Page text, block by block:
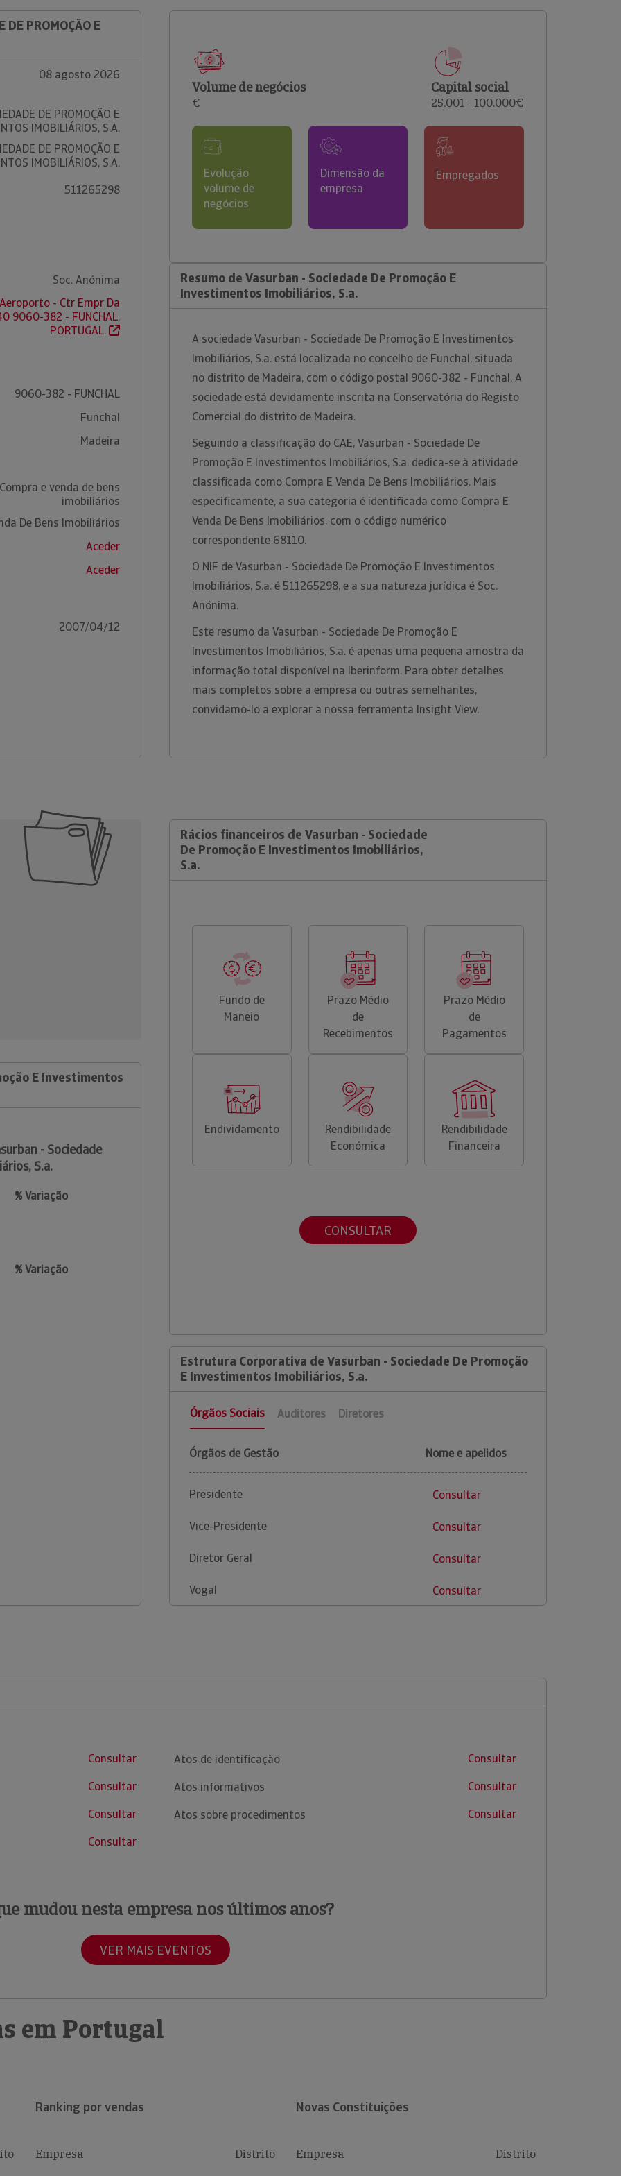
comerciais e analisar o risco de incumprimento dos
PROMOÇÃO E
08 agosto 2026
DE PROMOÇÃO E
IMOBILIÁRIOS, S.A.
DE PROMOÇÃO E
IMOBILIÁRIOS, S.A.
511265298
Soc. Anónima
- Ctr Empr Da
9060-382 - FUNCHAL.
PORTUGAL.
9060-382 - FUNCHAL
Funchal
Madeira
e venda de bens
imobiliários
De Bens Imobiliários
Aceder
Aceder
2007/04/12
Volume de negócios
€
Capital social
25.001 - 100.000€
Evolução
volume de
negócios
Dimensão da
empresa
Empregados
Resumo de Vasurban - Sociedade De Promoção E
Investimentos Imobiliários, S.a.
A sociedade Vasurban - Sociedade De Promoção E Investimentos
Imobiliários, S.a. está localizada no concelho de Funchal, situada
no distrito de Madeira, com o código postal 9060-382 - Funchal. A
sociedade está devidamente inscrita na Conservatória do Registo
Comercial do distrito de Madeira.
Seguindo a classificação do CAE, Vasurban - Sociedade De
Promoção E Investimentos Imobiliários, S.a. dedica-se à atividade
classificada como Compra E Venda De Bens Imobiliários. Mais
especificamente, a sua categoria é identificada como Compra E
Venda De Bens Imobiliários, com o código numérico
correspondente 68110.
O NIF de Vasurban - Sociedade De Promoção E Investimentos
Imobiliários, S.a. é 511265298, e a sua natureza jurídica é Soc.
Anónima.
Este resumo da Vasurban - Sociedade De Promoção E
Investimentos Imobiliários, S.a. é apenas uma pequena amostra da
informação total disponível na Iberinform. Para obter detalhes
mais completos sobre a empresa ou outras semelhantes,
convidamo-lo a explorar a nossa ferramenta Insight View.
E Investimentos
- Sociedade
S.a.
% Variação
% Variação
Rácios financeiros de Vasurban - Sociedade
De Promoção E Investimentos Imobiliários,
S.a.
Fundo de
Maneio
Prazo Médio
de
Recebimentos
Prazo Médio
de
Pagamentos
Endividamento
Rendibilidade
Económica
Rendibilidade
Financeira
CONSULTAR
Estrutura Corporativa de Vasurban - Sociedade De Promoção
E Investimentos Imobiliários, S.a.
Órgãos Sociais Auditores Diretores
Órgãos de Gestão Nome e apelidos
Presidente Consultar
Vice-Presidente Consultar
Diretor Geral Consultar
Vogal Consultar
Consultar
Consultar
Consultar
Consultar
Atos de identificação
Consultar
Atos informativos
Consultar
Atos sobre procedimentos
Consultar
mudou nesta empresa nos últimos anos?
VER MAIS EVENTOS
em Portugal
Ranking por vendas
Empresa Distrito
Novas Constituições
Empresa Distrito